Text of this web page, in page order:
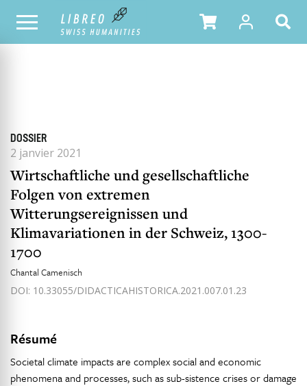
TOUS LES NUMÉROS SOMMAIRE DU NUMÉRO
DOSSIER
2 janvier 2021
Wirtschaftliche und gesellschaftliche
Folgen von extremen
Witterungsereignissen und
Klimavariationen in der Schweiz, 1300-
1700
Chantal Camenisch
DOI: 10.33055/DIDACTICAHISTORICA.2021.007.01.23
Résumé
Societal climate impacts are complex social and economic
phenomena and processes, such as sub-sistence crises or damage